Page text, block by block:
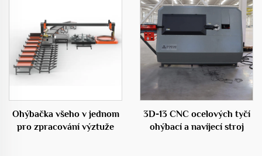
Ohýbačka všeho v jednom
pro zpracování výztuže
3D-13 CNC ocelových tyčí
ohýbací a navíjecí stroj